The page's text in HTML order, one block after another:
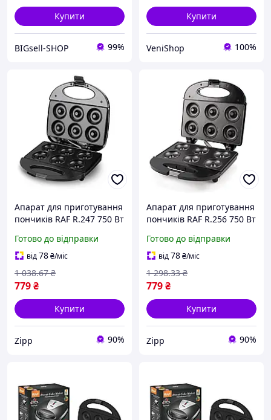
Купити
BIGsell-SHOP 99%
Купити
VeniShop 100%
Апарат для приготування
пончиків RAF R.247 750 Вт
Готово до відправки
від78₴/міс
779₴
1 038.67 ₴
Купити
Zipp 90%
Апарат для приготування
пончиків RAF R.256 750 Вт
Готово до відправки
від78₴/міс
779₴
1 298.33 ₴
Купити
Zipp 90%